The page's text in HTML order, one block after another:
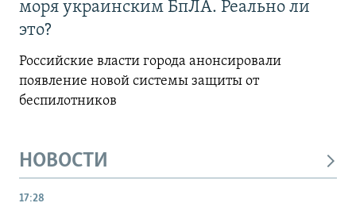
моря украинским БпЛА. Реально ли
это?
Российские власти города анонсировали
появление новой системы защиты от
беспилотников
НОВОСТИ
17:28